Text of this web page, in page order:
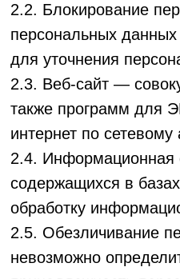
2.2. Блокирование
персональных
для уточнения
2.3. Веб-сайт —
также программ для
интернет по сетевому
2.4. Информационная
содержащихся в
обработку
2.5. Обезличивание
невозможно